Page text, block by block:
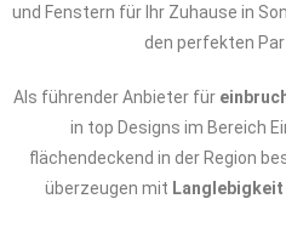
und Fenstern für Ihr Zuhause in
den perfekten
Als führender Anbieter für
in top Designs im Bereich
flächendeckend in der Region
überzeugen mit Langlebigkeit